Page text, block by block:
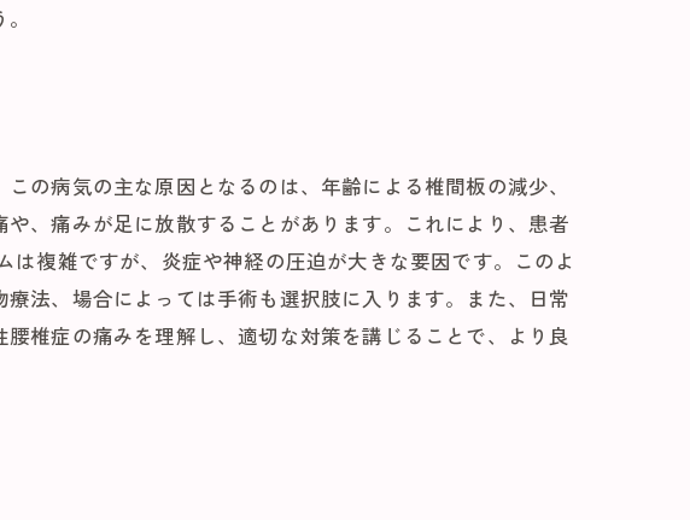
の病気の主な原因となるのは、年齢による椎間板の減少、
、痛みが足に放散することがあります。これにより、患者
複雑ですが、炎症や神経の圧迫が大きな要因です。このよ
法、場合によっては手術も選択肢に入ります。また、日常
椎症の痛みを理解し、適切な対策を講じることで、より良